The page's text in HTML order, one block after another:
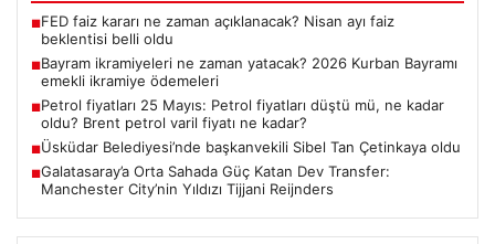
■FED faiz kararı ne zaman açıklanacak? Nisan ayı faiz
beklentisi belli oldu
■Bayram ikramiyeleri ne zaman yatacak? 2026 Kurban Bayramı
emekli ikramiye ödemeleri
■Petrol fiyatları 25 Mayıs: Petrol fiyatları düştü mü, ne kadar
oldu? Brent petrol varil fiyatı ne kadar?
■Üsküdar Belediyesi’nde başkanvekili Sibel Tan Çetinkaya oldu
■Galatasaray’a Orta Sahada Güç Katan Dev Transfer:
Manchester City’nin Yıldızı Tijjani Reijnders